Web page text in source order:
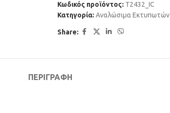
Κωδικός προϊόντος: T2432_IC
Κατηγορία: Αναλώσιμα Εκτυπωτών
Share:
ΠΕΡΙΓΡΑΦΉ